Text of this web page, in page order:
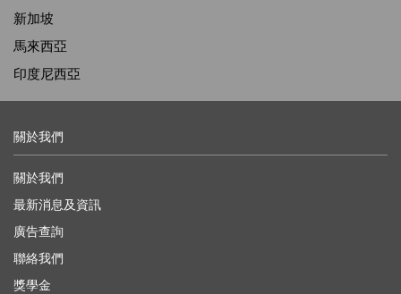
新加坡
馬來西亞
印度尼西亞
關於我們
關於我們
最新消息及資訊
廣告查詢
聯絡我們
獎學金